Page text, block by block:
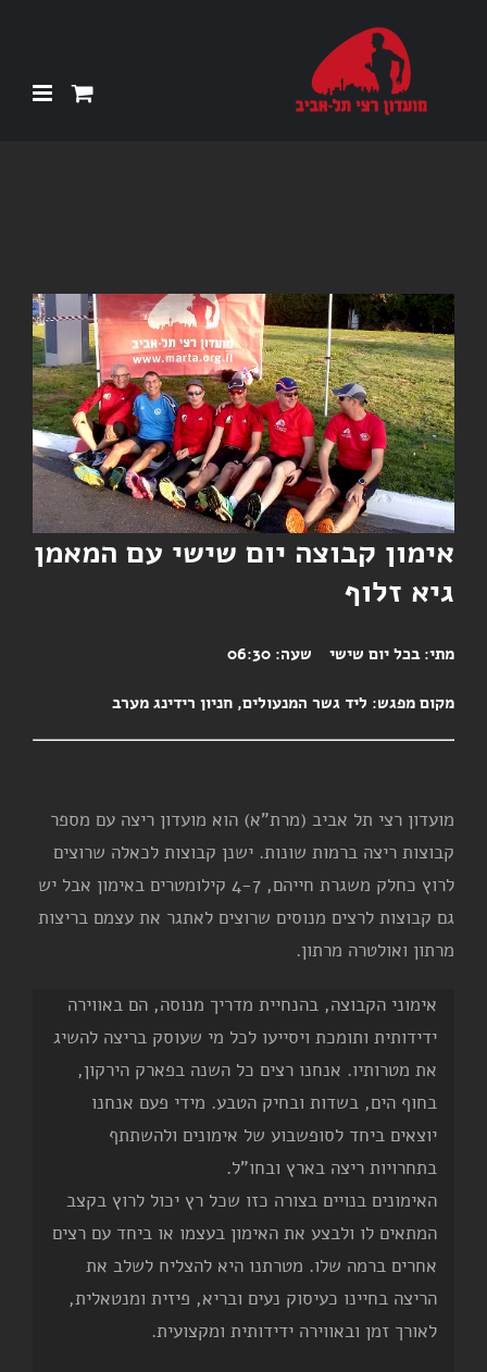
צפה
בתמונה
מוגדלת
אימון קבוצה יום שישי עם המאמן
גיא זלוף
מתי: בכל יום שישי שעה:
מקום מפגש: ליד גשר המנעולים, חניון רידינג מערב
מועדון רצי תל אביב (מרת"א) הוא מועדון ריצה עם מספר
קבוצות ריצה ברמות שונות. ישנן קבוצות לכאלה שרוצים
לרוץ כחלק משגרת חייהם, 4-7 קילומטרים באימון אבל יש
גם קבוצות לרצים מנוסים שרוצים לאתגר את עצמם בריצות
מרתון ואולטרה מרתון.
אימוני הקבוצה, בהנחיית מדריך מנוסה, הם באווירה
ידידותית ותומכת ויסייעו לכל מי שעוסק בריצה להשיג
את מטרותיו. אנחנו רצים כל השנה בפארק הירקון,
בחוף הים, בשדות ובחיק הטבע. מידי פעם אנחנו
יוצאים ביחד לסופשבוע של אימונים ולהשתתף
בתחרויות ריצה בארץ ובחו"ל.
האימונים בנויים בצורה כזו שכל רץ יכול לרוץ בקצב
המתאים לו ולבצע את האימון בעצמו או ביחד עם רצים
אחרים ברמה שלו. מטרתנו היא להצליח לשלב את
הריצה בחיינו כעיסוק נעים ובריא, פיזית ומנטאלית,
לאורך זמן ובאווירה ידידותית ומקצועית.